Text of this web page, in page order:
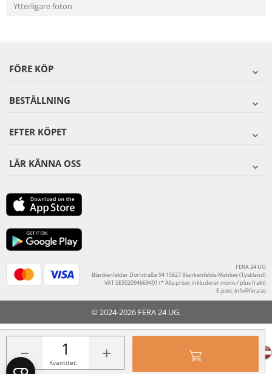
− +
Kvantitet:
Ytterligare foton
FÖRE KÖP
BESTÄLLNING
EFTER KÖPET
LÄR KÄNNA OSS
FERA 24 UG
Blankenfelder Dorfstraße 94 15827 Blankenfelde-Mahlow (Tyskland)
VAT SE502094669401 (* Alla priser inkluderar moms / plus frakt)
E-post:info@fera.se
© 2024-2026 FERA 24 UG.
FERA INTERNATIONAL: